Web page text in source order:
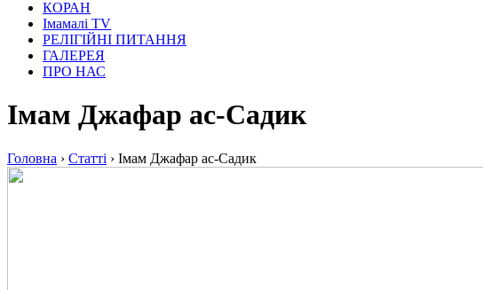
КОРАН
Iмамалi TV
РЕЛІГІЙНІ ПИТАННЯ
ГАЛЕРЕЯ
ПРО НАС
Імам Джафар ас-Садик
Головна › Статті › Імам Джафар ас-Садик